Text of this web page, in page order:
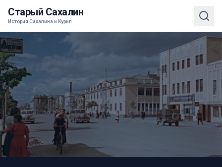
Старый Сахалин
История Сахалина и Курил